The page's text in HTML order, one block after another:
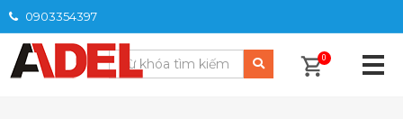
0903354397
0